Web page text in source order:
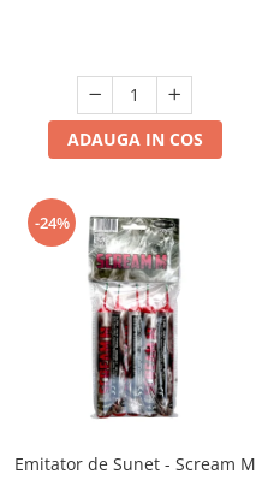
ADAUGA IN COS
-24%
Emitator de Sunet - Scream M